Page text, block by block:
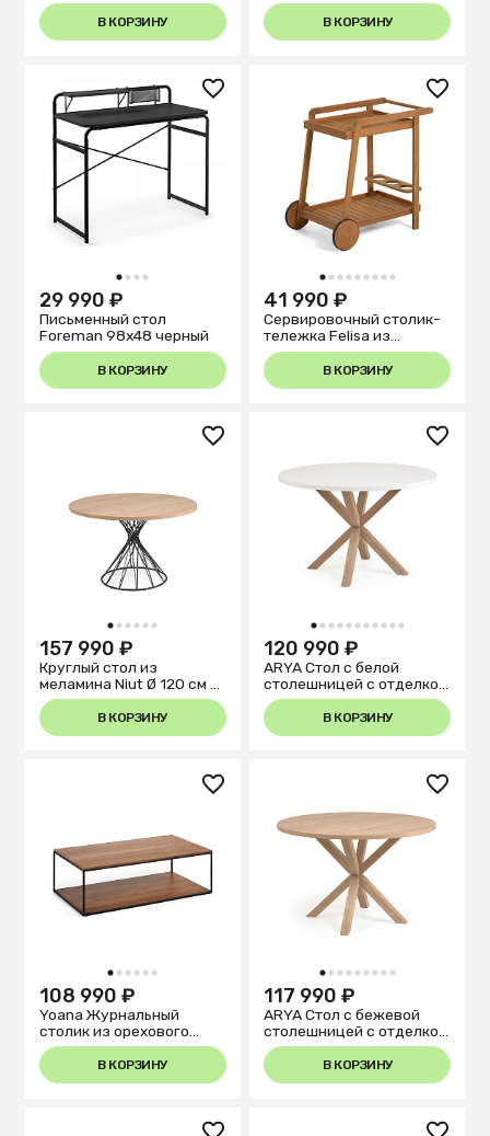
В КОРЗИНУ
акации
В КОРЗИНУ
1 2 3 4
29 990 ₽
Письменный стол
Foreman 98x48 черный
В КОРЗИНУ
1 2 3 4 5 6 7 8 9
41 990 ₽
Сервировочный столик-
тележка Felisa из
массива акации
В КОРЗИНУ
1 2 3 4 5 6
157 990 ₽
Круглый стол из
меламина Niut Ø 120 см с
натуральной отделкой и
стальными черными
ножками
В КОРЗИНУ
1 2 3 4 5 6 7 8 9 1011
120 990 ₽
ARYA Стол с белой
столешницей с отделкой
из меламина на стальных
ножках с отделкой под
дерево
В КОРЗИНУ
1 2 3 4 5 6
108 990 ₽
Yoana Журнальный
столик из орехового
шпона и черного металла
110 x 60 смВ КОРЗИНУ
1 2 3 4 5 6 7 8 9
117 990 ₽
ARYA Стол с бежевой
столешницей с отделкой
из меламина стальными
ножками с отделкой под
дерево
В КОРЗИНУ